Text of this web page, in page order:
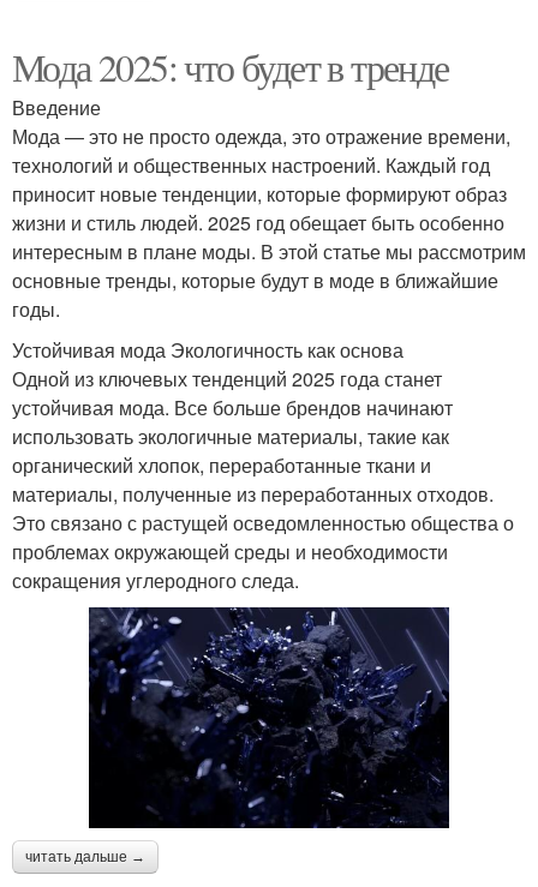
Мода 2025: что будет в тренде
Введение
Мода — это не просто одежда, это отражение времени,
технологий и общественных настроений. Каждый год
приносит новые тенденции, которые формируют образ
жизни и стиль людей. 2025 год обещает быть особенно
интересным в плане моды. В этой статье мы рассмотрим
основные тренды, которые будут в моде в ближайшие
годы.
Устойчивая мода Экологичность как основа
Одной из ключевых тенденций 2025 года станет
устойчивая мода. Все больше брендов начинают
использовать экологичные материалы, такие как
органический хлопок, переработанные ткани и
материалы, полученные из переработанных отходов.
Это связано с растущей осведомленностью общества о
проблемах окружающей среды и необходимости
сокращения углеродного следа.
читать дальше →